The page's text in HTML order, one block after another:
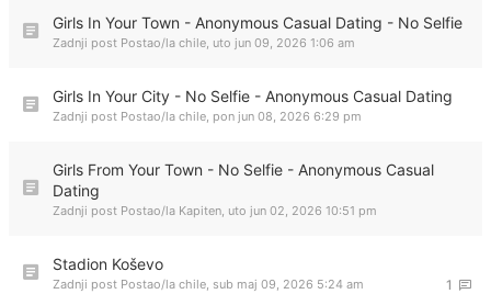
Girls In Your Town - Anonymous Casual Dating - No Selfie
Zadnji post Postao/la chile, uto jun 09, 2026 1:06 am
Girls In Your City - No Selfie - Anonymous Casual Dating
Zadnji post Postao/la chile, pon jun 08, 2026 6:29 pm
Girls From Your Town - No Selfie - Anonymous Casual
Dating
Zadnji post Postao/la Kapiten, uto jun 02, 2026 10:51 pm
Stadion Koševo
1
Zadnji post Postao/la chile, sub maj 09, 2026 5:24 am